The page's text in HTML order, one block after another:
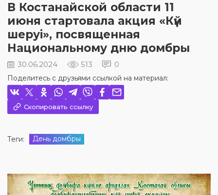
В Костанайской области 11
июня стартовала акция «Күй
шеруі», посвященная
Национальному дню домбры
30.06.2024 513 0
Поделитесь с друзьями ссылкой на материал:
Скопировать ссылку
Теги: День домбры